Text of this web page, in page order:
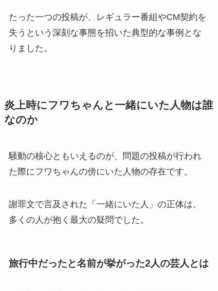
たった一つの投稿が、レギュラー番組やCM契約を
失うという深刻な事態を招いた典型的な事例とな
りました。
炎上時にフワちゃんと一緒にいた人物は誰
なのか
騒動の核心ともいえるのが、問題の投稿が行われ
た際にフワちゃんの傍にいた人物の存在です。
謝罪文で言及された「一緒にいた人」の正体は、
多くの人が抱く最大の疑問でした。
旅行中だったと名前が挙がった2人の芸人とは